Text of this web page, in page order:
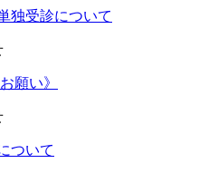
独受診について
願い》
ついて